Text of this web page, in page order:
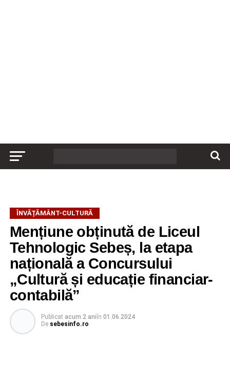
ÎNVĂȚĂMÂNT-CULTURĂ
Mențiune obținută de Liceul
Tehnologic Sebeș, la etapa
națională a Concursului
„Cultură și educație financiar-
contabilă”
Publicat acum 2 aniîn 01.06.2024
De sebesinfo.ro